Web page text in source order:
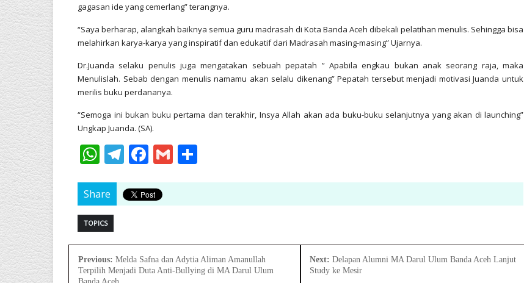
gagasan ide yang cemerlang” terangnya.
“Saya berharap, alangkah baiknya semua guru madrasah di Kota Banda Aceh dibekali pelatihan menulis. Sehingga bisa
melahirkan karya-karya yang inspiratif dan edukatif dari Madrasah masing-masing” Ujarnya.
Dr.Juanda selaku penulis juga mengatakan sebuah pepatah ” Apabila engkau bukan anak seorang raja, maka
Menulislah. Sebab dengan menulis namamu akan selalu dikenang” Pepatah tersebut menjadi motivasi Juanda untuk
merilis buku perdananya.
“Semoga ini bukan buku pertama dan terakhir, Insya Allah akan ada buku-buku selanjutnya yang akan di launching”
Ungkap Juanda. (SA).
WhatsApp
Telegram
Facebook
Gmail
Share
TOPICS
Previous: Melda Safna dan Adytia Aliman Amanullah
Terpilih Menjadi Duta Anti-Bullying di MA Darul Ulum
Next:Delapan Alumni MA Darul Ulum Banda Aceh Lanjut
Study ke Mesir